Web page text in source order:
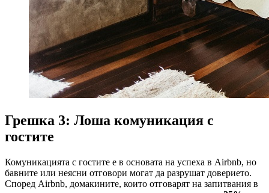
Грешка 3: Лоша комуникация с
гостите
Комуникацията с гостите е в основата на успеха в Airbnb, но
бавните или неясни отговори могат да разрушат доверието.
Според Airbnb, домакините, които отговарят на запитвания в